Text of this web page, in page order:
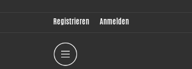
Registrieren Anmelden